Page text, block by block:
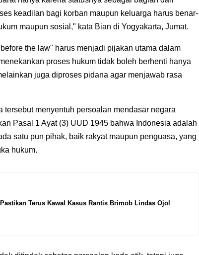
keadilan bagi korban maupun keluarga harus benar-
maupun sosial," kata Bian di Yogyakarta, Jumat.
the law" harus menjadi pijakan utama dalam
proses hukum tidak boleh berhenti hanya
juga diproses pidana agar menjawab rasa
tersebut menyentuh persoalan mendasar negara
Pasal 1 Ayat (3) UUD 1945 bahwa Indonesia adalah
satu pun pihak, baik rakyat maupun penguasa, yang
hukum.
Terus Kawal Kasus Rantis Brimob Lindas Ojol